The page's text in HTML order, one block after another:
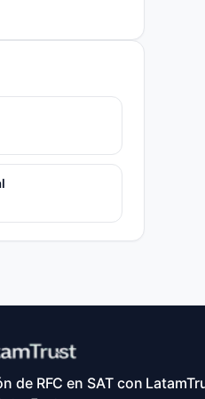
de RFC en SAT con